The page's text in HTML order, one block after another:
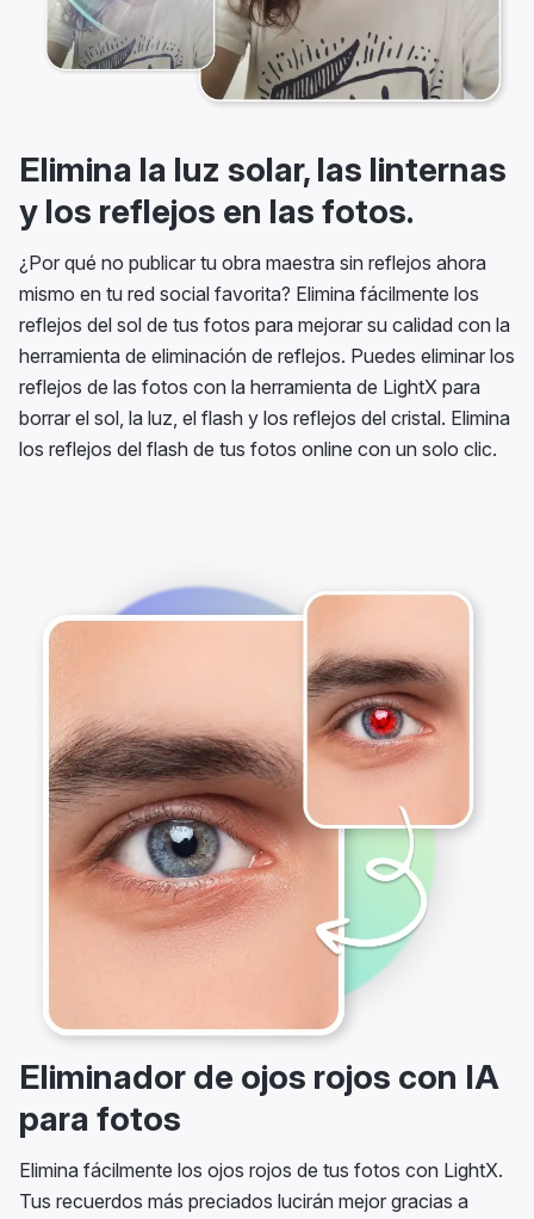
Elimina la luz solar, las linternas
y los reflejos en las fotos.
¿Por qué no publicar tu obra maestra sin reflejos ahora
mismo en tu red social favorita? Elimina fácilmente los
reflejos del sol de tus fotos para mejorar su calidad con la
herramienta de eliminación de reflejos. Puedes eliminar los
reflejos de las fotos con la herramienta de LightX para
borrar el sol, la luz, el flash y los reflejos del cristal. Elimina
los reflejos del flash de tus fotos online con un solo clic.
Eliminador de ojos rojos con IA
para fotos
Elimina fácilmente los ojos rojos de tus fotos con LightX.
Tus recuerdos más preciados lucirán mejor gracias a